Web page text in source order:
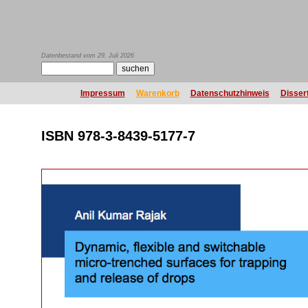
Datenbestand vom 29. Juli 2026
Impressum Warenkorb Datenschutzhinweis
ISBN 978-3-8439-5177-7